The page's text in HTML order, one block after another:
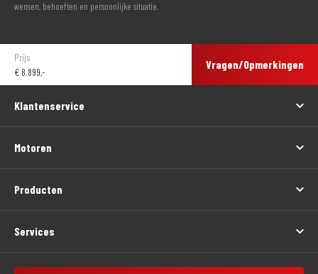
wensen, behoeften en persoonlijke situatie.
Prijs
€ 8.899,-
Vragen/Opmerkingen
Klantenservice
Motoren
Producten
Services